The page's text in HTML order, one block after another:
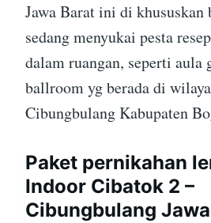
Jawa Barat ini di khususkan
sedang menyukai pesta
dalam ruangan, seperti aula
ballroom yg berada di
Cibungbulang Kabupaten
Paket pernikahan
Indoor Cibatok 2 –
Cibungbulang